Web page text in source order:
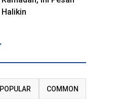
Halikin
POPULAR COMMON